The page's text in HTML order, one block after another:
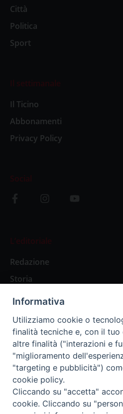
Città
Politica
Sport
Il settimanale
Il Ticino
Abbonamenti
Privacy Policy
Social
L’editoriale
Redazione
Storia
Abbonamenti
Abbonamento Annuale
Abbonamento Annuale
Abbonamento Singola Copia
Informativa
Utilizziamo cookie o
finalità tecniche e, con il tuo
altre finalità ("interazioni e
"miglioramento
"targeting e pubblicità")
cookie policy.
Cliccando su "accetta"
cookie. Cliccando su